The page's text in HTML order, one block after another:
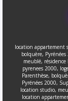
location appartement
bolquère,
meublé,
pyrenees 2000,
Parenthèse,
Pyrénées 2000,
location studio,
location